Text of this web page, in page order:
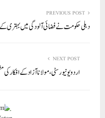
A
pp
ok
r PREVIOUS POST
دہلی حکومت نے فضائی آلودگی میں بہتری کے
NEXT POST
اردو یونیورسٹی، مولانا آزاد کے افکار